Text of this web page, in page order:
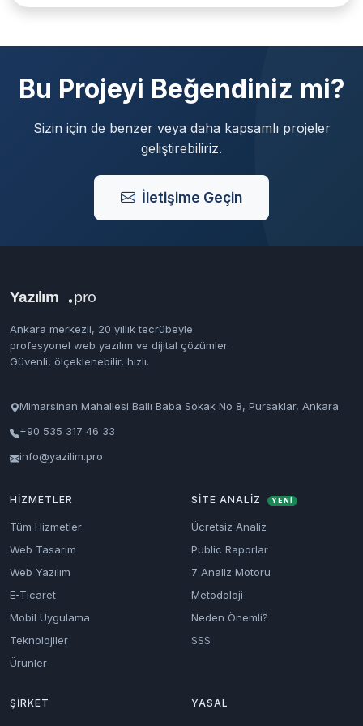
Bu Projeyi Beğendiniz mi?
Sizin için de benzer veya daha kapsamlı projeler
geliştirebiliriz.
İletişime Geçin
Ankara merkezli, 20 yıllık tecrübeyle
profesyonel web yazılım ve dijital çözümler.
Güvenli, ölçeklenebilir, hızlı.
Mimarsinan Mahallesi Ballı Baba Sokak No 8, Pursaklar, Ankara
+90 535 317 46 33
info@yazilim.pro
HIZMETLER
Tüm Hizmetler
Web Tasarım
Web Yazılım
E-Ticaret
Mobil Uygulama
Teknolojiler
Ürünler
SITE ANALIZ YENİ
Ücretsiz Analiz
Public Raporlar
7 Analiz Motoru
Metodoloji
Neden Önemli?
SSS
ŞIRKET YASAL